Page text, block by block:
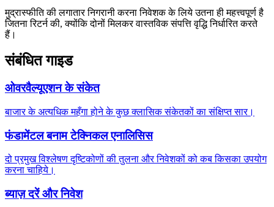
मुद्रास्फीति की लगातार निगरानी करना निवेशक के लिये उतना ही महत्त्वपूर्ण है
जितना रिटर्न की, क्योंकि दोनों मिलकर वास्तविक संपत्ति वृद्धि निर्धारित करते
हैं।
संबंधित गाइड
ओवरवैल्यूएशन के संकेत
बाजार के अत्यधिक महँगा होने के कुछ क्लासिक संकेतकों का संक्षिप्त सार।
फंडामेंटल बनाम टेक्निकल एनालिसिस
दो प्रमुख विश्लेषण दृष्टिकोणों की तुलना और निवेशकों को कब किसका उपयोग
करना चाहिये।
ब्याज़ दरें और निवेश